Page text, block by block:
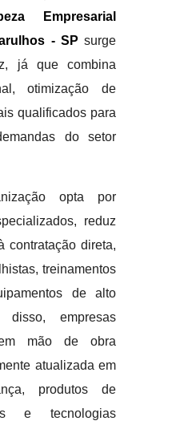
Empresarial
- SP surge
já que combina
otimização de
qualificados para
do setor
opta por
reduz
contratação direta,
treinamentos
de alto
disso, empresas
mão de obra
atualizada em
produtos de
e tecnologias